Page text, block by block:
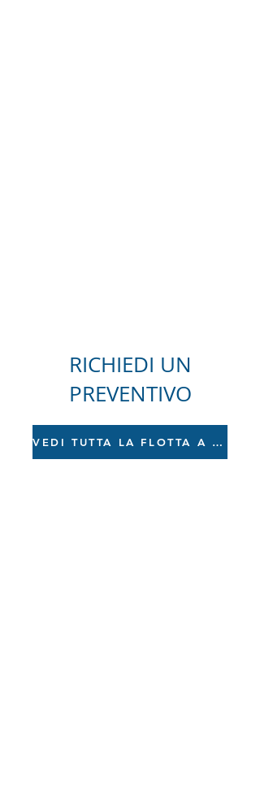
RICHIEDI UN
PREVENTIVO
VEDI TUTTA LA FLOTTA A VELA